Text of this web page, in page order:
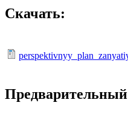
Скачать: